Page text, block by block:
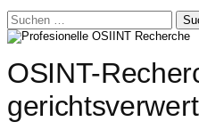
Suchen
nach:
OSINT-